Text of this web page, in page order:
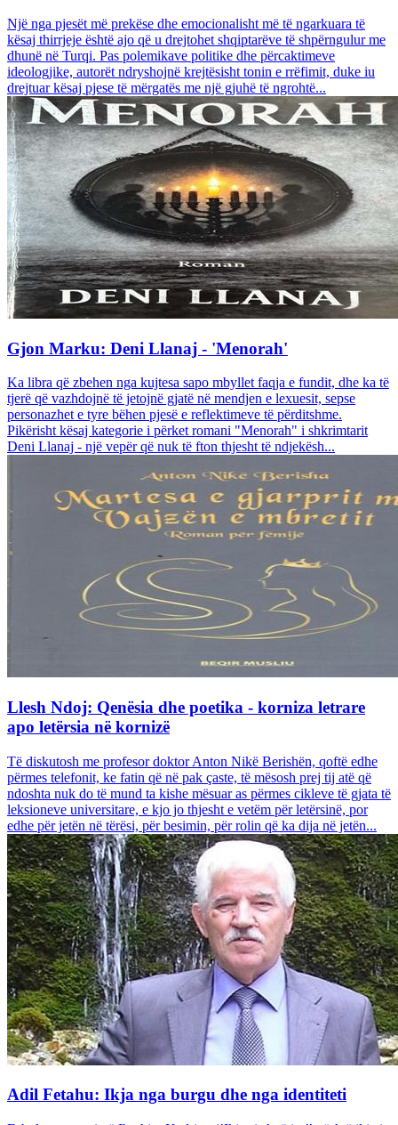
Një nga pjesët më prekëse dhe emocionalisht më të ngarkuara të
kësaj thirrjeje është ajo që u drejtohet shqiptarëve të shpërngulur me
dhunë në Turqi. Pas polemikave politike dhe përcaktimeve
ideologjike, autorët ndryshojnë krejtësisht tonin e rrëfimit, duke iu
drejtuar kësaj pjese të mërgatës me një gjuhë të ngrohtë...
Gjon Marku: Deni Llanaj - 'Menorah'
Ka libra që zbehen nga kujtesa sapo mbyllet faqja e fundit, dhe ka të
tjerë që vazhdojnë të jetojnë gjatë në mendjen e lexuesit, sepse
personazhet e tyre bëhen pjesë e reflektimeve të përditshme.
Pikërisht kësaj kategorie i përket romani "Menorah" i shkrimtarit
Deni Llanaj - një vepër që nuk të fton thjesht të ndjekësh...
Llesh Ndoj: Qenësia dhe poetika - korniza letrare
apo letërsia në kornizë
Të diskutosh me profesor doktor Anton Nikë Berishën, qoftë edhe
përmes telefonit, ke fatin që në pak çaste, të mësosh prej tij atë që
ndoshta nuk do të mund ta kishe mësuar as përmes cikleve të gjata të
leksioneve universitare, e kjo jo thjesht e vetëm për letërsinë, por
edhe për jetën në tërësi, për besimin, për rolin që ka dija në jetën...
Adil Fetahu: Ikja nga burgu dhe nga identiteti